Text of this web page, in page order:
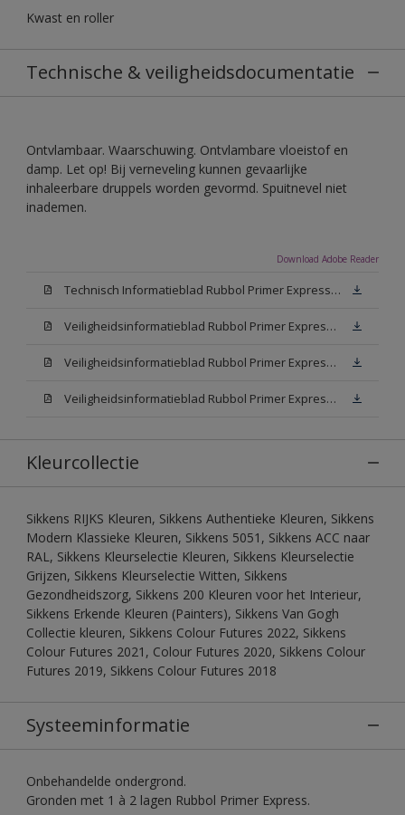
Kwast en roller
Technische & veiligheidsdocumentatie
Ontvlambaar. Waarschuwing. Ontvlambare vloeistof en
damp. Let op! Bij verneveling kunnen gevaarlijke
inhaleerbare druppels worden gevormd. Spuitnevel niet
inademen.
Download Adobe Reader
Technisch Informatieblad Rubbol Primer Express (PDF)
Veiligheidsinformatieblad Rubbol Primer Express White (MSDS)
Veiligheidsinformatieblad Rubbol Primer Express W05 (MSDS)
Veiligheidsinformatieblad Rubbol Primer Express N00 (MSDS)
Kleurcollectie
Sikkens RIJKS Kleuren, Sikkens Authentieke Kleuren, Sikkens
Modern Klassieke Kleuren, Sikkens 5051, Sikkens ACC naar
RAL, Sikkens Kleurselectie Kleuren, Sikkens Kleurselectie
Grijzen, Sikkens Kleurselectie Witten, Sikkens
Gezondheidszorg, Sikkens 200 Kleuren voor het Interieur,
Sikkens Erkende Kleuren (Painters), Sikkens Van Gogh
Collectie kleuren, Sikkens Colour Futures 2022, Sikkens
Colour Futures 2021, Colour Futures 2020, Sikkens Colour
Futures 2019, Sikkens Colour Futures 2018
Systeeminformatie
Onbehandelde ondergrond.
Gronden met 1 à 2 lagen Rubbol Primer Express.